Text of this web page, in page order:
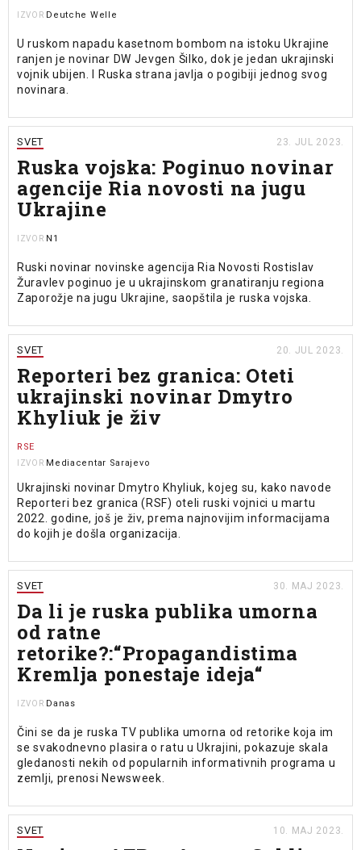
IZVOR Deutche Welle
U ruskom napadu kasetnom bombom na istoku Ukrajine
ranjen je novinar DW Jevgen Šilko, dok je jedan ukrajinski
vojnik ubijen. I Ruska strana javlja o pogibiji jednog svog
novinara.
SVET 23. JUL 2023.
Ruska vojska: Poginuo novinar
agencije Ria novosti na jugu
Ukrajine
IZVOR N1
Ruski novinar novinske agencija Ria Novosti Rostislav
Žuravlev poginuo je u ukrajinskom granatiranju regiona
Zaporožje na jugu Ukrajine, saopštila je ruska vojska.
SVET 20. JUL 2023.
Reporteri bez granica: Oteti
ukrajinski novinar Dmytro
Khyliuk je živ
RSE
IZVOR Mediacentar Sarajevo
Ukrajinski novinar Dmytro Khyliuk, kojeg su, kako navode
Reporteri bez granica (RSF) oteli ruski vojnici u martu
2022. godine, još je živ, prema najnovijim informacijama
do kojih je došla organizacija.
SVET 30. MAJ 2023.
Da li je ruska publika umorna
od ratne
retorike?:“Propagandistima
Kremlja ponestaje ideja“
IZVOR Danas
Čini se da je ruska TV publika umorna od retorike koja im
se svakodnevno plasira o ratu u Ukrajini, pokazuje skala
gledanosti nekih od popularnih informativnih programa u
zemlji, prenosi Newsweek.
SVET 10. MAJ 2023.